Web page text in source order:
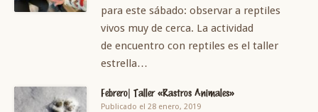
para este sábado: observar a reptiles
vivos muy de cerca. La actividad
de encuentro con reptiles es el taller
estrella…
Febrero| Taller «Rastros Animales»
Publicado el 28 enero, 2019